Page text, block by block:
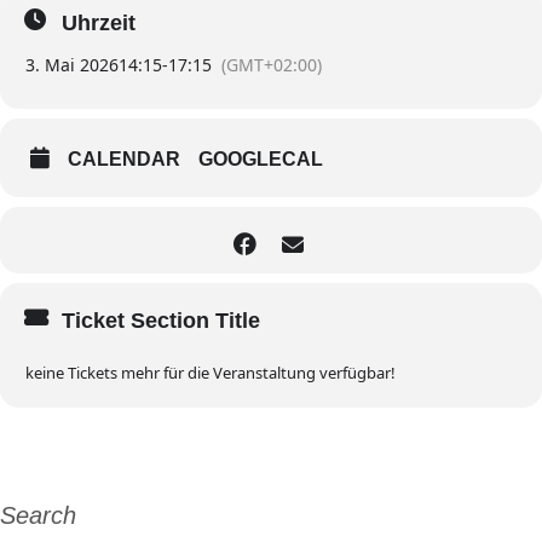
Uhrzeit
3. Mai 202614:15-17:15 (GMT+02:00)
CALENDAR GOOGLECAL
Ticket Section Title
keine Tickets mehr für die Veranstaltung verfügbar!
Search